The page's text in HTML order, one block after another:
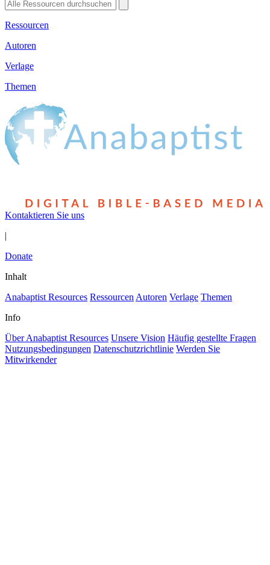
Ressourcen
Autoren
Verlage
Themen
Kontaktieren Sie uns
|
Donate
Inhalt
Anabaptist Resources Ressourcen Autoren Verlage Themen
Info
Über Anabaptist Resources Unsere Vision Häufig gestellte Fragen
Nutzungsbedingungen Datenschutzrichtlinie Werden Sie
Mitwirkender